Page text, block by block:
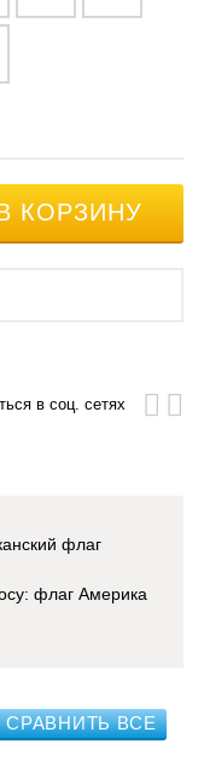
в соц. сетях
флаг
флаг Америка